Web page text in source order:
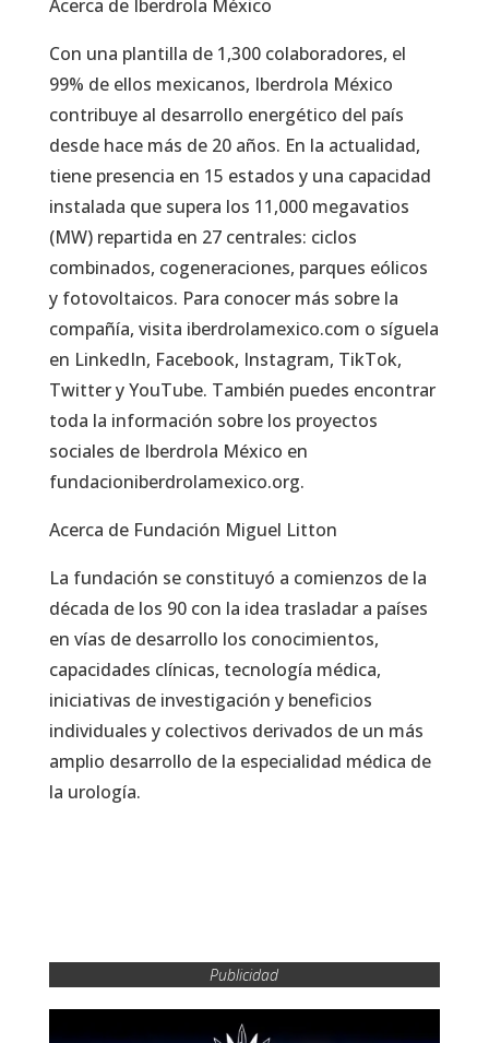
Acerca de Iberdrola México
Con una plantilla de 1,300 colaboradores, el
99% de ellos mexicanos, Iberdrola México
contribuye al desarrollo energético del país
desde hace más de 20 años. En la actualidad,
tiene presencia en 15 estados y una capacidad
instalada que supera los 11,000 megavatios
(MW) repartida en 27 centrales: ciclos
combinados, cogeneraciones, parques eólicos
y fotovoltaicos. Para conocer más sobre la
compañía, visita iberdrolamexico.com o síguela
en LinkedIn, Facebook, Instagram, TikTok,
Twitter y YouTube. También puedes encontrar
toda la información sobre los proyectos
sociales de Iberdrola México en
fundacioniberdrolamexico.org.
Acerca de Fundación Miguel Litton
La fundación se constituyó a comienzos de la
década de los 90 con la idea trasladar a países
en vías de desarrollo los conocimientos,
capacidades clínicas, tecnología médica,
iniciativas de investigación y beneficios
individuales y colectivos derivados de un más
amplio desarrollo de la especialidad médica de
la urología.
Publicidad